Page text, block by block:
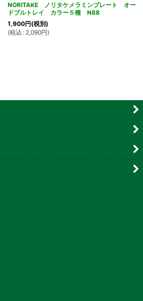
NORITAKE ノリタケメラミンプレート オー
ドブルトレイ カラー５種 N88
1,900円(税別)
(税込 : 2,090円)